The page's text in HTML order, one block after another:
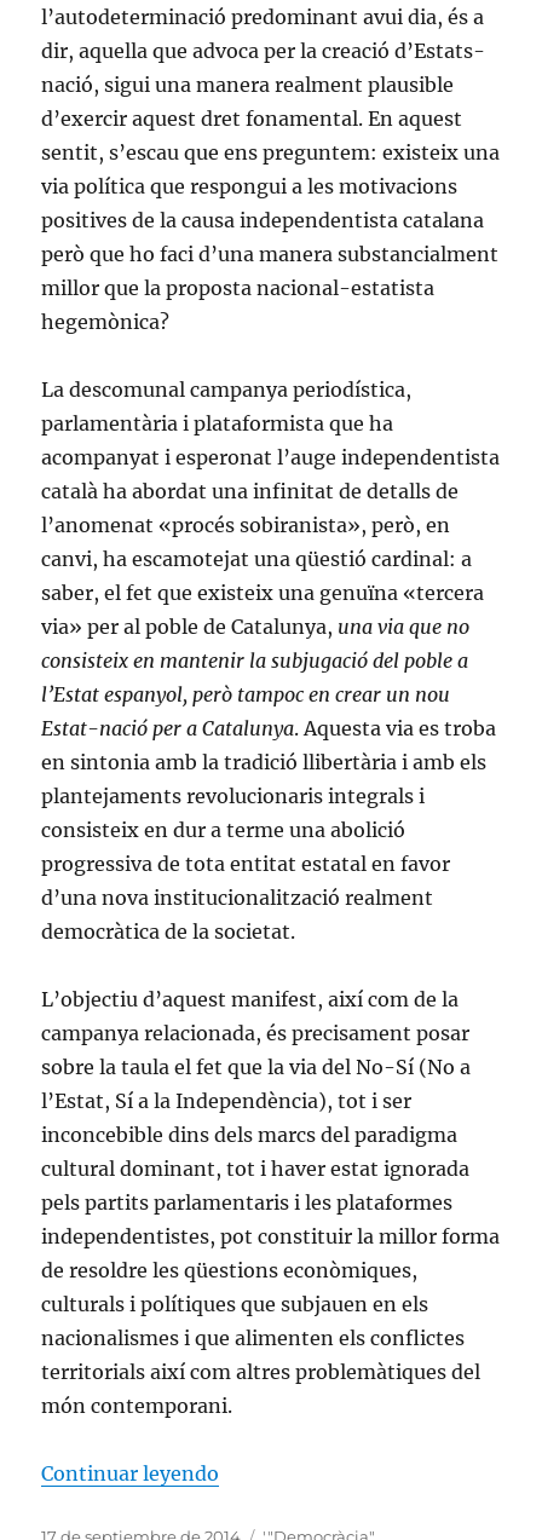
l’autodeterminació predominant avui dia, és a
dir, aquella que advoca per la creació d’Estats-
nació, sigui una manera realment plausible
d’exercir aquest dret fonamental. En aquest
sentit, s’escau que ens preguntem: existeix una
via política que respongui a les motivacions
positives de la causa independentista catalana
però que ho faci d’una manera substancialment
millor que la proposta nacional-estatista
hegemònica?
La descomunal campanya periodística,
parlamentària i plataformista que ha
acompanyat i esperonat l’auge independentista
català ha abordat una infinitat de detalls de
l’anomenat «procés sobiranista», però, en
canvi, ha escamotejat una qüestió cardinal: a
saber, el fet que existeix una genuïna «tercera
via» per al poble de Catalunya, una via que no
consisteix en mantenir la subjugació del poble a
l’Estat espanyol, però tampoc en crear un nou
Estat-nació per a Catalunya. Aquesta via es troba
en sintonia amb la tradició llibertària i amb els
plantejaments revolucionaris integrals i
consisteix en dur a terme una abolició
progressiva de tota entitat estatal en favor
d’una nova institucionalització realment
democràtica de la societat.
L’objectiu d’aquest manifest, així com de la
campanya relacionada, és precisament posar
sobre la taula el fet que la via del No-Sí (No a
l’Estat, Sí a la Independència), tot i ser
inconcebible dins dels marcs del paradigma
cultural dominant, tot i haver estat ignorada
pels partits parlamentaris i les plataformes
independentistes, pot constituir la millor forma
de resoldre les qüestions econòmiques,
culturals i polítiques que subjauen en els
nacionalismes i que alimenten els conflictes
territorials així com altres problemàtiques del
món contemporani.
Continuar leyendo
Publicado Etiquetas